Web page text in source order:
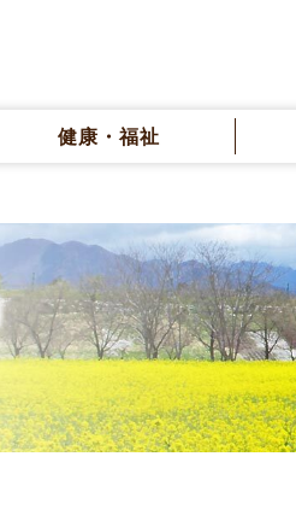
健康・福祉